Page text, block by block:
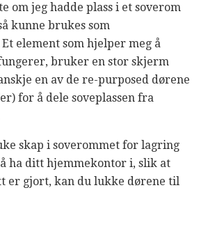
om jeg hadde plass i et soverom
kunne brukes som
element som hjelper meg å
bruker en stor skjerm
en av de re-purposed dørene
for å dele soveplassen fra
skap i soverommet for lagring
ha ditt hjemmekontor i, slik at
er gjort, kan du lukke dørene til